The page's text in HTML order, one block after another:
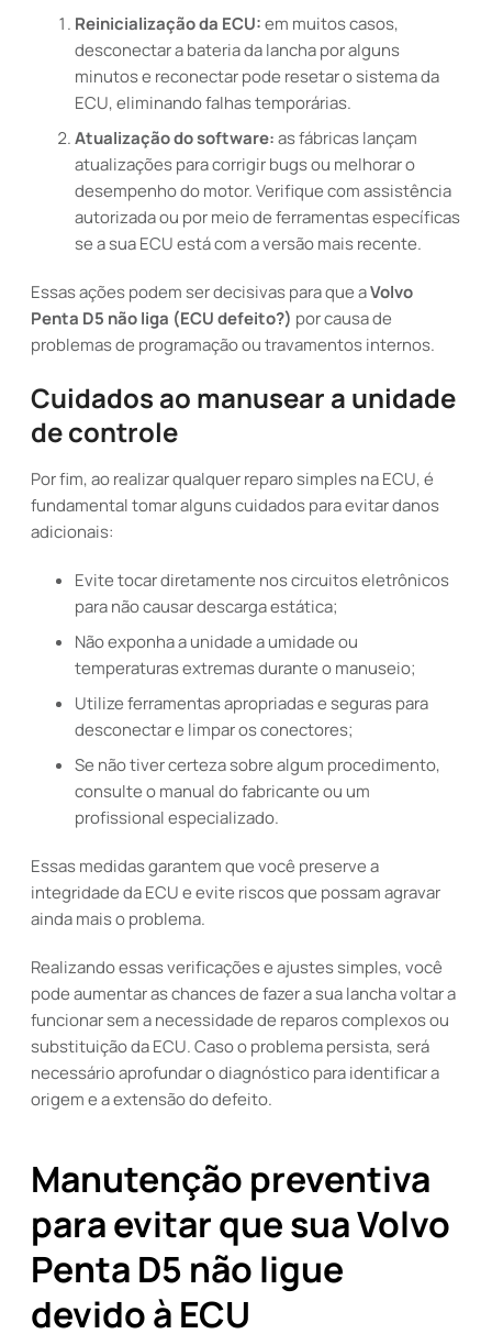
Reinicialização da ECU:em muitos casos,
desconectar a bateria da lancha por alguns
minutos e reconectar pode resetar o sistema da
ECU, eliminando falhas temporárias.
Atualização do software:as fábricas lançam
atualizações para corrigir bugs ou melhorar o
desempenho do motor. Verifique com assistência
autorizada ou por meio de ferramentas específicas
se a sua ECU está com a versão mais recente.
Essas ações podem ser decisivas para que aVolvo
Penta D5 não liga (ECU defeito?) por causa de
problemas de programação ou travamentos internos.
Cuidados ao manusear a unidade
de controle
Por fim, ao realizar qualquer reparo simples na ECU, é
fundamental tomar alguns cuidados para evitar danos
adicionais:
Evite tocar diretamente nos circuitos eletrônicos
para não causar descarga estática;
Não exponha a unidade a umidade ou
temperaturas extremas durante o manuseio;
Utilize ferramentas apropriadas e seguras para
desconectar e limpar os conectores;
Se não tiver certeza sobre algum procedimento,
consulte o manual do fabricante ou um
profissional especializado.
Essas medidas garantem que você preserve a
integridade da ECU e evite riscos que possam agravar
ainda mais o problema.
Realizando essas verificações e ajustes simples, você
pode aumentar as chances de fazer a sua lancha voltar a
funcionar sem a necessidade de reparos complexos ou
substituição da ECU. Caso o problema persista, será
necessário aprofundar o diagnóstico para identificar a
origem e a extensão do defeito.
Manutenção preventiva
para evitar que sua Volvo
Penta D5 não ligue
devido à ECU